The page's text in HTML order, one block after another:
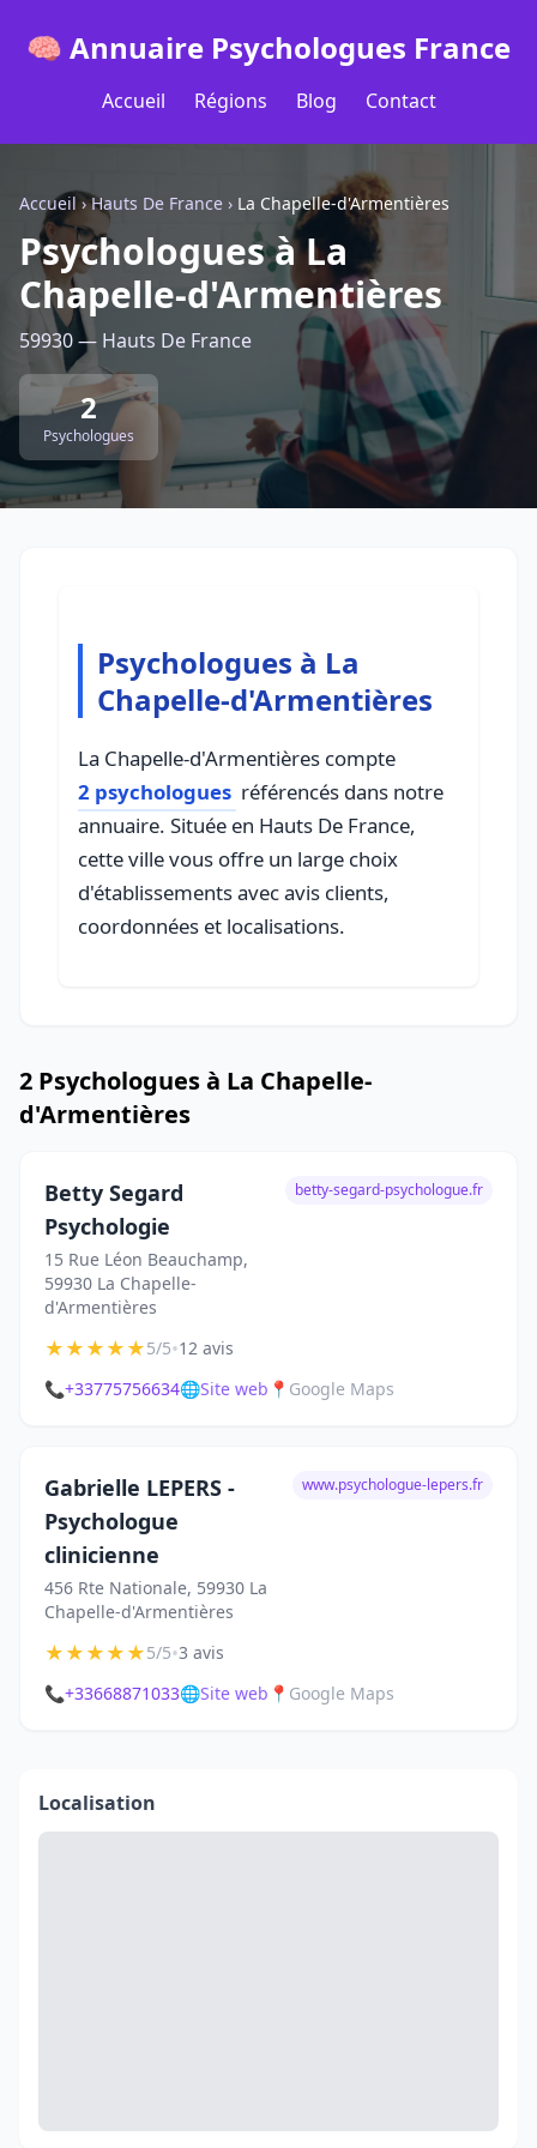
🧠 Annuaire Psychologues France
Accueil Régions Blog Contact
Accueil ›Hauts De France › La Chapelle-d'Armentières
Psychologues à La
Chapelle-d'Armentières
59930 — Hauts De France
2
Psychologues
Psychologues à La
Chapelle-d'Armentières
La Chapelle-d'Armentières compte
2 psychologues référencés dans notre
annuaire. Située en Hauts De France,
cette ville vous offre un large choix
d'établissements avec avis clients,
coordonnées et localisations.
2 Psychologues à La Chapelle-
d'Armentières
Betty Segard
Psychologie
15 Rue Léon Beauchamp,
59930 La Chapelle-
d'Armentières
betty-segard-psychologue.fr
★★★★★5/5•12 avis
📞+33775756634🌐Site web 📍 Google Maps
Gabrielle LEPERS -
Psychologue
clinicienne
456 Rte Nationale, 59930 La
Chapelle-d'Armentières
www.psychologue-lepers.fr
★★★★★5/5•3 avis
📞+33668871033🌐Site web 📍 Google Maps
Localisation